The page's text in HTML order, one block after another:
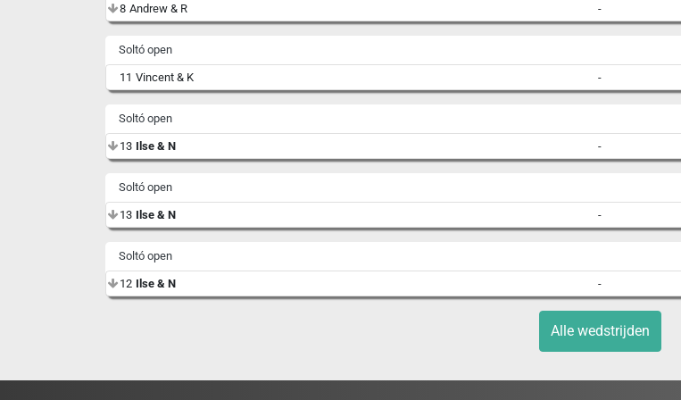
8 Andrew & R -
Soltó open
11 Vincent & K -
Soltó open
13 Ilse & N -
Soltó open
13 Ilse & N -
Soltó open
12 Ilse & N -
Alle wedstrijden